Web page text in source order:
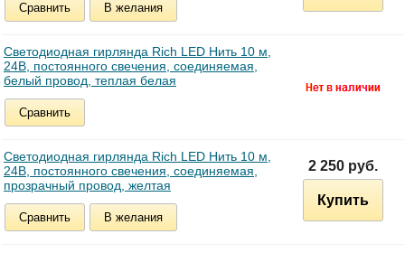
Сравнить В желания
Светодиодная гирлянда Rich LED Нить 10 м,
24В, постоянного свечения, соединяемая,
белый провод, теплая белая
Сравнить
Светодиодная гирлянда Rich LED Нить 10 м,
24В, постоянного свечения, соединяемая,
прозрачный провод, желтая
Сравнить В желания
2 250 руб.
Купить